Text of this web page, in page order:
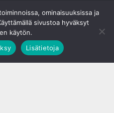
ominaisuuksissa ja
sivustoa hyväksyt
käytön.
Lisätietoja